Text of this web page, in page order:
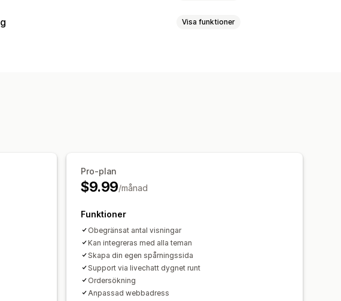
Visa funktioner
Pro-plan
$9.99/månad
Funktioner
Obegränsat antal visningar
Kan integreras med alla teman
Skapa din egen spårningssida
Support via livechatt dygnet runt
Ordersökning
Anpassad webbadress